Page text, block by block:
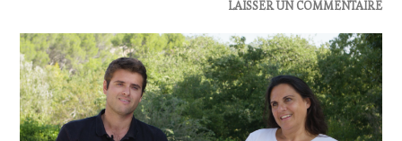
TOUR,
WINE
TOURISM
TOUR
MOVIE,
WINETASTINGVOUCHER.COM
:
WINE
TASTING
VOUCHER,
CÔTES-
DE-
LAISSER UN COMMENTAIRE